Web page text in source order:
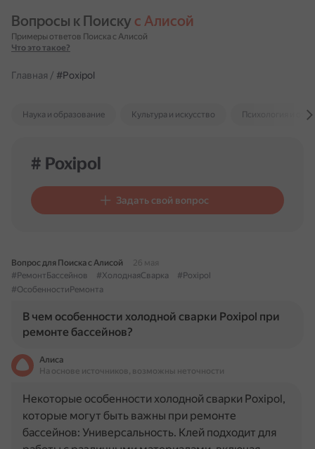
Вопросы к Поиску с Алисой
Примеры ответов Поиска с Алисой
Что это такое?
Главная / #Poxipol
Наука и образование Культура и искусство Психология и
# Poxipol
Задать свой вопрос
Вопрос для Поиска с Алисой
26 мая
#РемонтБассейнов
#ХолоднаяСварка
#Poxipol
#ОсобенностиРемонта
В чем особенности холодной сварки Poxipol при
ремонте бассейнов?
Алиса
На основе источников, возможны неточности
Некоторые особенности холодной сварки Poxipol,
которые могут быть важны при ремонте
бассейнов: Универсальность. Клей подходит для